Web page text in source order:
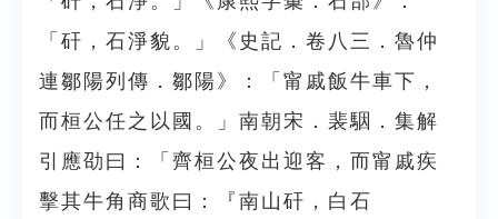
「矸，石淨貌。」《史記．卷八三．魯仲
連鄒陽列傳．鄒陽》：「甯戚飯牛車下，
而桓公任之以國。」南朝宋．裴駰．集解
引應劭曰：「齊桓公夜出迎客，而甯戚疾
擊其牛角商歌曰：『南山矸，白石